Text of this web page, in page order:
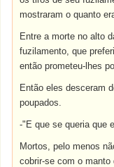
mostraram o quanto
Entre a morte no alto
fuzilamento, que
então prometeu-lhes
Então eles desceram
poupados.
-"E que se queria que
Mortos, pelo menos
cobrir-se com o